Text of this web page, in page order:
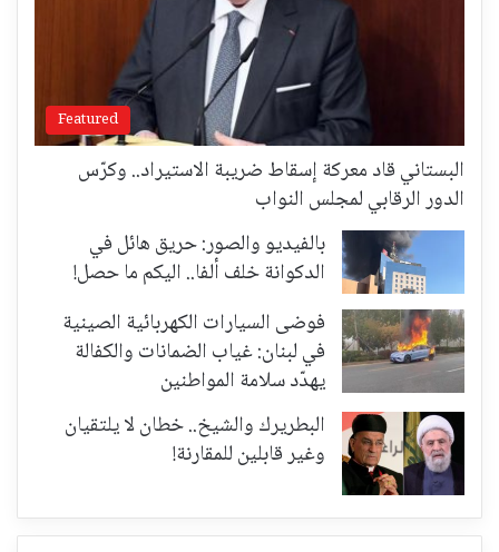
Featured
البستاني قاد معركة إسقاط ضريبة الاستيراد.. وكرّس
الدور الرقابي لمجلس النواب
بالفيديو والصور: حريق هائل في
الدكوانة خلف ألفا.. اليكم ما حصل!
فوضى السيارات الكهربائية الصينية
في لبنان: غياب الضمانات والكفالة
يهدّد سلامة المواطنين
البطريرك والشيخ.. خطان لا يلتقيان
وغير قابلين للمقارنة!